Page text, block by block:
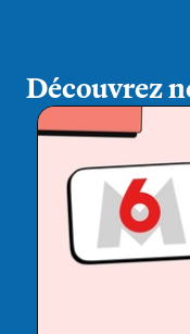
Découvrez